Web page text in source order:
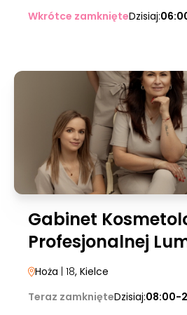
Wkrótce zamknięteDzisiaj:
Gabinet
Profesjonalnej
Hoża | 18, Kielce
Teraz zamknięteDzisiaj:08:00-